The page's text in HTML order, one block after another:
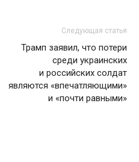
Следующая статья
Трамп заявил, что потери
среди украинских
и российских солдат
являются «впечатляющими»
и «почти равными»